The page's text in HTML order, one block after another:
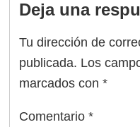
Deja una
Tu dirección de
publicada. Los
marcados con*
Comentario*